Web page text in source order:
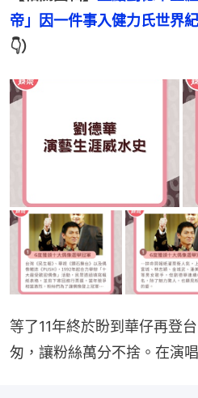
帝」因一件事入健力氏世界
👇）
等了11年終於盼到華仔再登
匆，讓粉絲萬分不捨。在演